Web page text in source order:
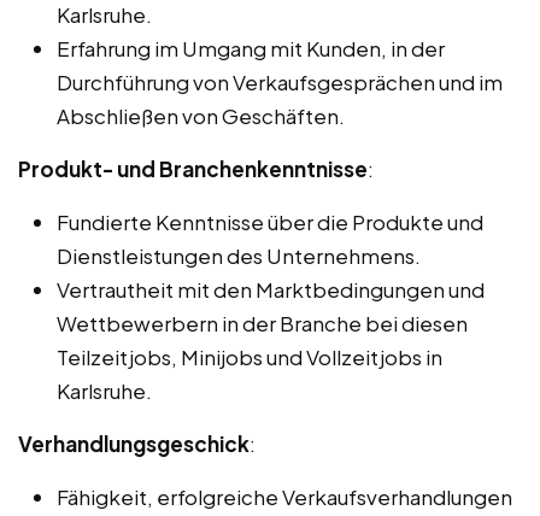
Karlsruhe.
Erfahrung im Umgang mit Kunden, in der
Durchführung von Verkaufsgesprächen und im
Abschließen von Geschäften.
Produkt- und Branchenkenntnisse:
Fundierte Kenntnisse über die Produkte und
Dienstleistungen des Unternehmens.
Vertrautheit mit den Marktbedingungen und
Wettbewerbern in der Branche bei diesen
Teilzeitjobs, Minijobs und Vollzeitjobs in
Karlsruhe.
Verhandlungsgeschick:
Fähigkeit, erfolgreiche Verkaufsverhandlungen